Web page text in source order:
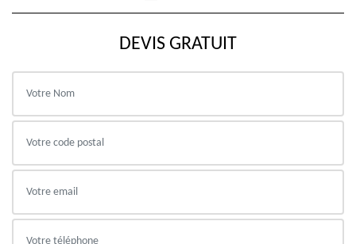
DEVIS GRATUIT